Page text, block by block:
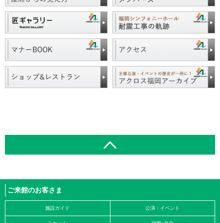
ご来館のお客さま
施設ガイド 公演・イベント